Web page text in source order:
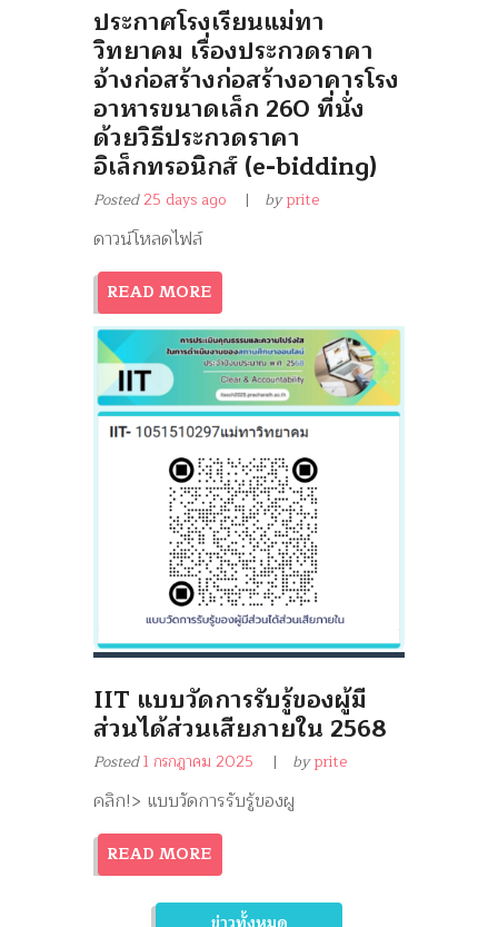
ประกาศโรงเรียนแม่ทา
วิทยาคม เรื่องประกวดราคา
จ้างก่อสร้างก่อสร้างอาคารโรง
อาหารขนาดเล็ก 260 ที่นั่ง
ด้วยวิธีประกวดราคา
อิเล็กทรอนิกส์ (e-bidding)
Posted25 days ago byprite
ดาวน์โหลดไฟล์
READ MORE
IIT แบบวัดการรับรู้ของผู้มี
ส่วนได้ส่วนเสียภายใน 2568
Posted1 กรกฎาคม 2025 byprite
คลิก!> แบบวัดการรับรู้ของผู
READ MORE